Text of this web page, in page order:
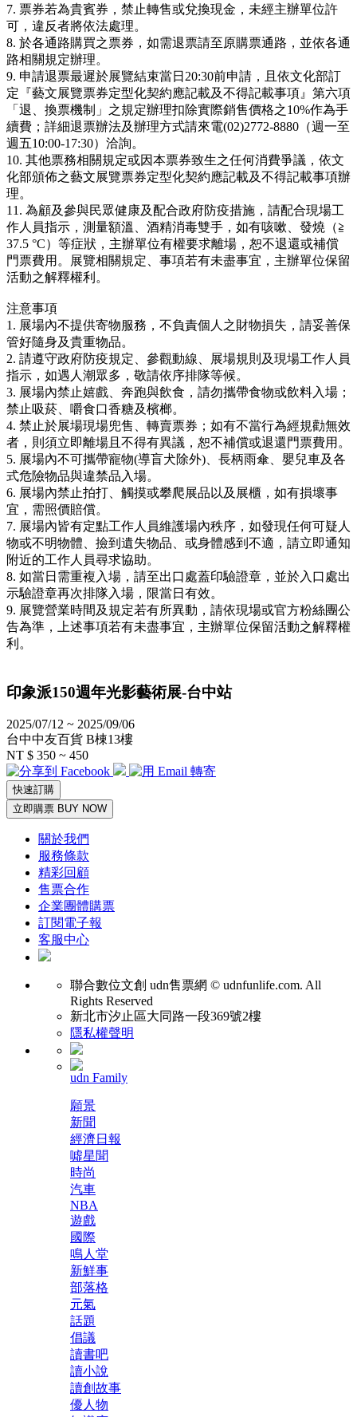
7. 票券若為貴賓券，禁止轉售或兌換現金，未經主辦單位許
可，違反者將依法處理。
8. 於各通路購買之票券，如需退票請至原購票通路，並依各通
路相關規定辦理。
9. 申請退票最遲於展覽結束當日20:30前申請，且依文化部訂
定『藝文展覽票券定型化契約應記載及不得記載事項』第六項
「退、換票機制」之規定辦理扣除實際銷售價格之10%作為手
續費；詳細退票辦法及辦理方式請來電(02)2772-8880（週一至
週五10:00-17:30）洽詢。
10. 其他票務相關規定或因本票券致生之任何消費爭議，依文
化部頒佈之藝文展覽票券定型化契約應記載及不得記載事項辦
理。
11. 為顧及參與民眾健康及配合政府防疫措施，請配合現場工
作人員指示，測量額溫、酒精消毒雙手，如有咳嗽、發燒（≧
37.5 °C）等症狀，主辦單位有權要求離場，恕不退還或補償
門票費用。展覽相關規定、事項若有未盡事宜，主辦單位保留
活動之解釋權利。
注意事項
1. 展場內不提供寄物服務，不負責個人之財物損失，請妥善保
管好隨身及貴重物品。
2. 請遵守政府防疫規定、參觀動線、展場規則及現場工作人員
指示，如遇人潮眾多，敬請依序排隊等候。
3. 展場內禁止嬉戲、奔跑與飲食，請勿攜帶食物或飲料入場；
禁止吸菸、嚼食口香糖及檳榔。
4. 禁止於展場現場兜售、轉賣票券；如有不當行為經規勸無效
者，則須立即離場且不得有異議，恕不補償或退還門票費用。
5. 展場內不可攜帶寵物(導盲犬除外)、長柄雨傘、嬰兒車及各
式危險物品與違禁品入場。
6. 展場內禁止拍打、觸摸或攀爬展品以及展櫃，如有損壞事
宜，需照價賠償。
7. 展場內皆有定點工作人員維護場內秩序，如發現任何可疑人
物或不明物體、撿到遺失物品、或身體感到不適，請立即通知
附近的工作人員尋求協助。
8. 如當日需重複入場，請至出口處蓋印驗證章，並於入口處出
示驗證章再次排隊入場，限當日有效。
9. 展覽營業時間及規定若有所異動，請依現場或官方粉絲團公
告為準，上述事項若有未盡事宜，主辦單位保留活動之解釋權
利。
印象派150週年光影藝術展-台中站
2025/07/12 ~ 2025/09/06
台中中友百貨 B棟13樓
NT $ 350 ~ 450
快速訂購
立即購票 BUY NOW
關於我們
服務條款
精彩回顧
售票合作
企業團體購票
訂閱電子報
客服中心
聯合數位文創 udn售票網 © udnfunlife.com. All
Rights Reserved
新北市汐止區大同路一段369號2樓
隱私權聲明
udn Family
願景
新聞
經濟日報
噓星聞
時尚
汽車
NBA
遊戲
國際
鳴人堂
新鮮事
部落格
元氣
話題
倡議
讀書吧
讀小說
讀創故事
優人物